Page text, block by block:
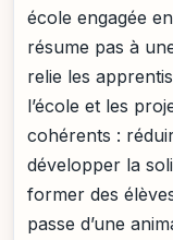
école engagée
résume pas à
relie les
l’école et les
cohérents :
développer la
former des
passe d’une